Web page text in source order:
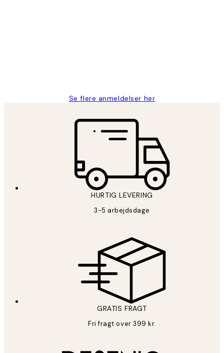
Se flere anmeldelser her
HURTIG LEVERING
3-5 arbejdsdage
GRATIS FRAGT
Fri fragt over 399 kr.